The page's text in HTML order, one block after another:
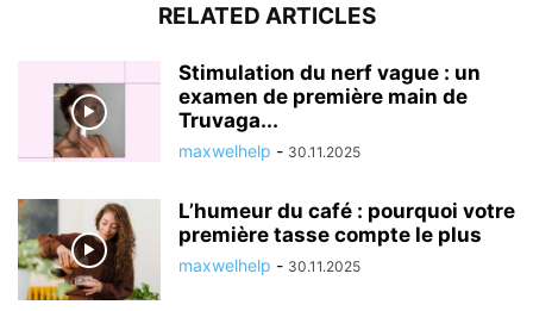
RELATED ARTICLES
Stimulation du nerf vague : un
examen de première main de
Truvaga...
maxwelhelp - 30.11.2025
L’humeur du café : pourquoi votre
première tasse compte le plus
maxwelhelp - 30.11.2025